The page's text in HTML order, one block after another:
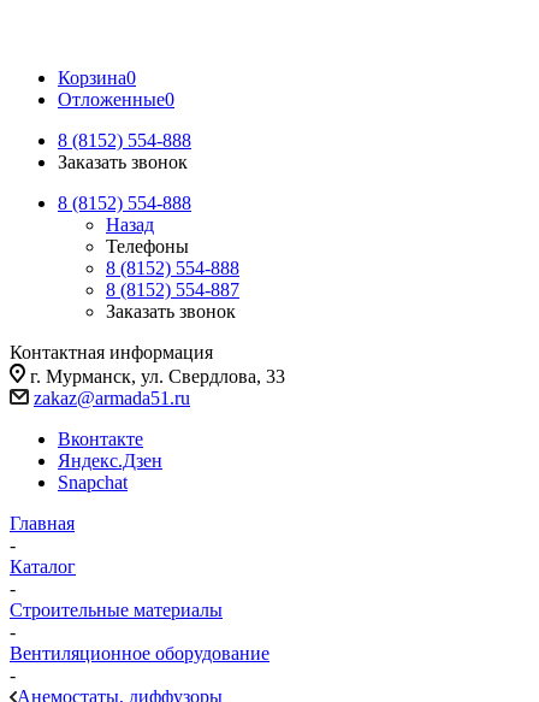
Корзина0
Отложенные0
8 (8152) 554-888
Заказать звонок
8 (8152) 554-888
Назад
Телефоны
8 (8152) 554-888
8 (8152) 554-887
Заказать звонок
Контактная информация
г. Мурманск, ул. Свердлова, 33
zakaz@armada51.ru
Вконтакте
Яндекс.Дзен
Snapchat
Главная
-
Каталог
-
Строительные материалы
-
Вентиляционное оборудование
-
Анемостаты, диффузоры